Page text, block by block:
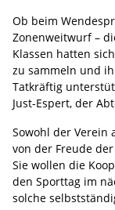
Ob beim
Zonenweitwurf –
Klassen hatten
zu sammeln und
Tatkräftig
Just-Espert, der
Sowohl der Verein
von der Freude
Sie wollen die
den Sporttag im
solche